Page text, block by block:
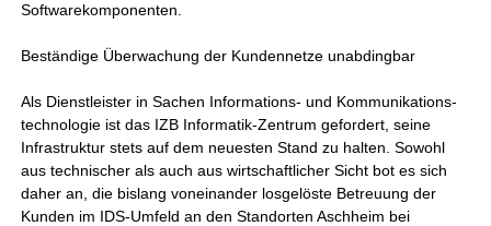
Softwarekomponenten.
Beständige Überwachung der Kundennetze unabdingbar
Als Dienstleister in Sachen Informations- und Kommunikations-
technologie ist das IZB Informatik-Zentrum gefordert, seine
Infrastruktur stets auf dem neuesten Stand zu halten. Sowohl
aus technischer als auch aus wirtschaftlicher Sicht bot es sich
daher an, die bislang voneinander losgelöste Betreuung der
Kunden im IDS-Umfeld an den Standorten Aschheim bei